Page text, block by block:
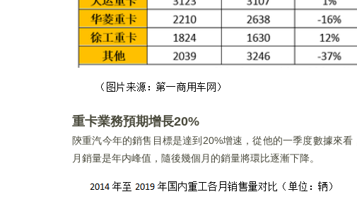
重卡業務預期增長20%
陝重汽今年的銷售目標是達到20%增速，從他的一季度數據來
月銷量是年内峰值，隨後幾個月的銷量將環比逐漸下降。